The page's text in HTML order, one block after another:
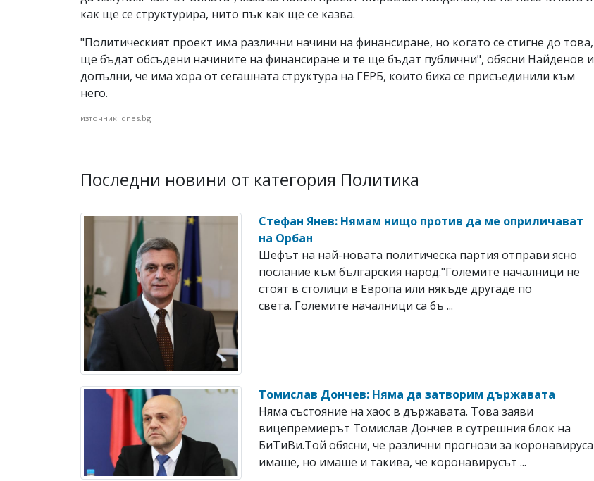
как ще се структурира, нито пък как ще се казва.
"Политическият проект има различни начини на финансиране, но когато се стигне до това,
ще бъдат обсъдени начините на финансиране и те ще бъдат публични", обясни Найденов и
допълни, че има хора от сегашната структура на ГЕРБ, които биха се присъединили към
него.
източник: dnes.bg
Последни новини от категория Политика
Стефан Янев: Нямам нищо против да ме оприличават
на Орбан
Шефът на най-новата политическа партия отправи ясно
послание към българския народ."Големите началници не
стоят в столици в Европа или някъде другаде по
света. Големите началници са бъ ...
Томислав Дончев: Няма да затворим държавата
Няма състояние на хаос в държавата. Toва заяви
вицепремиерът Томислав Дончев в сутрешния блок на
БиТиВи.Той обясни, че различни прогнози за коронавируса
имаше, но имаше и такива, че коронавирусът ...